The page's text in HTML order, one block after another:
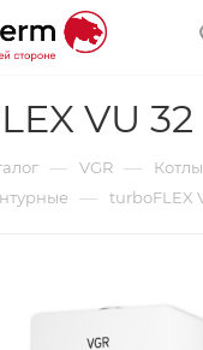
VU 32
— VGR —
— turboFLEX